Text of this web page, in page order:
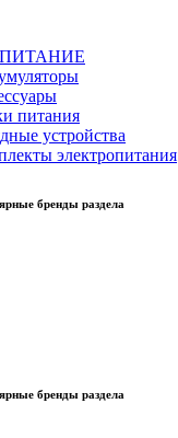
питания
устройства
электропитания
бренды раздела
бренды раздела